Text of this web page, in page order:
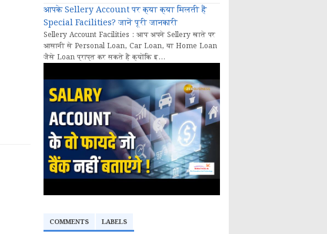
आपके Sellery Account पर क्या क्या मिलती हैं
Special Facilities? जानें पूरी जानकारी
Sellery Account Facilities : आप अपने Sellery खाते पर
आसानी से Personal Loan, Car Loan, या Home Loan
जैसे Loan प्राप्त कर सकते हैं क्योंकि इ...
COMMENTS LABELS